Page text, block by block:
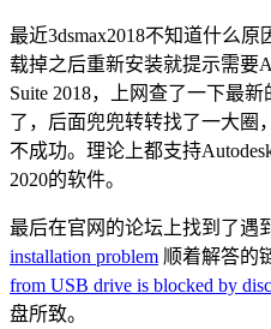
最近3dsmax2018不知道什么
载掉之后重新安装就提示需要
Suite 2018，上网查了一下最
了，后面兜兜转转找了一大圈
不成功。理论上都支持
2020的软件。
最后在官网的论坛上找到了遇
installation problem 顺着解答的
from USB drive is blocked by
盘所致。